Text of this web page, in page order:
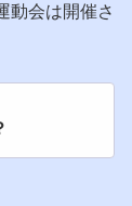
動会は開催さ